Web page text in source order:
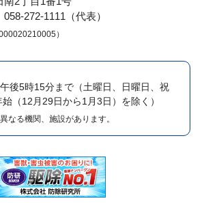
272-1111（代表）
）
後5時15分まで （土曜日、日曜日、祝
（12月29日から1月3日）を除く）
なる機関、施設があります。